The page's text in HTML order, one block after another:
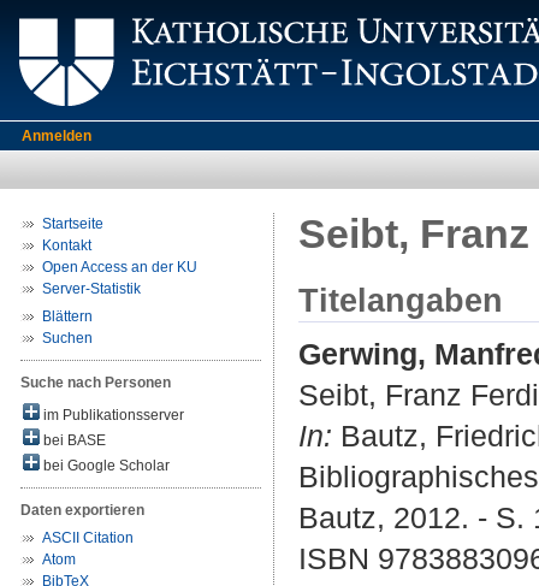
Anmelden
Startseite
Kontakt
Open Access an der KU
Server-Statistik
Blättern
Suchen
Suche nach Personen
im Publikationsserver
bei BASE
bei Google Scholar
Daten exportieren
ASCII Citation
Atom
BibTeX
Seibt,
Titelangaben
Gerwing,
Seibt, Franz
In: Bautz,
Bautz, 2012. - S.
ISBN